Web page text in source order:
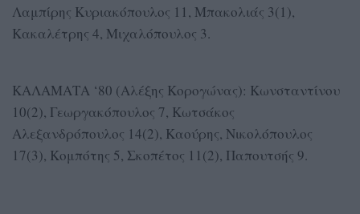
Λαμπίρης Κυριακόπουλος 11, Μπακολιάς 3(1),
Κακαλέτρης 4, Μιχαλόπουλος 3.
ΚΑΛΑΜΑΤΑ ‘80 (Αλέξης Κορογώνας): Κωνσταντίνου
10(2), Γεωργακόπουλος 7, Κωτσάκος
Αλεξανδρόπουλος 14(2), Καούρης, Νικολόπουλος
17(3), Κομπότης 5, Σκοπέτος 11(2), Παπουτσής 9.